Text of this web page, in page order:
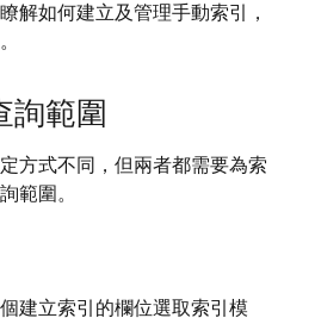
解如何建立及管理手動索引，
詢範圍
方式不同，但兩者都需要為索
範圍。
建立索引的欄位選取索引模